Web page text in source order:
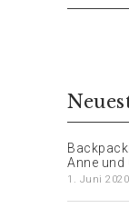
Anne und
1. Juni 2020